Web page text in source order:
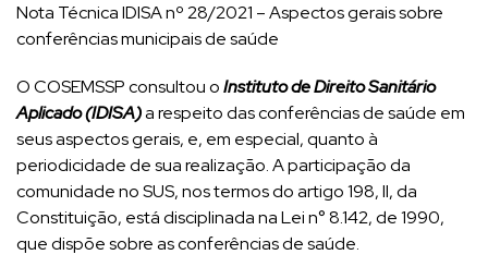
Nota Técnica IDISA nº 28/2021 – Aspectos gerais sobre
conferências municipais de saúde
O COSEMSSP consultou oInstituto de Direito Sanitário
Aplicado (IDISA)a respeito das conferências de saúde em
seus aspectos gerais, e, em especial, quanto à
periodicidade de sua realização. A participação da
comunidade no SUS, nos termos do artigo 198, II, da
Constituição, está disciplinada na Lei n° 8.142, de 1990,
que dispõe sobre as conferências de saúde.